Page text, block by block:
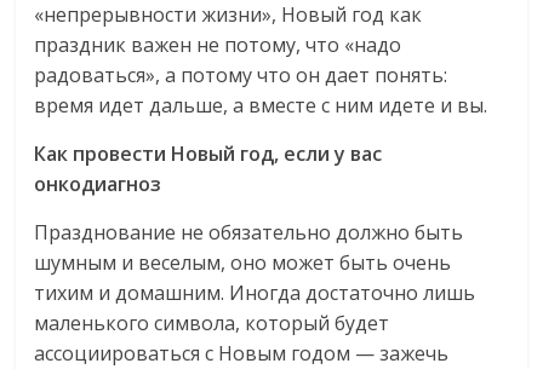
«непрерывности жизни», Новый год как
праздник важен не потому, что «надо
радоваться», а потому что он дает понять:
время идет дальше, а вместе с ним идете и вы.
Как провести Новый год, если у вас
онкодиагноз
Празднование не обязательно должно быть
шумным и веселым, оно может быть очень
тихим и домашним. Иногда достаточно лишь
маленького символа, который будет
ассоциироваться с Новым годом — зажечь